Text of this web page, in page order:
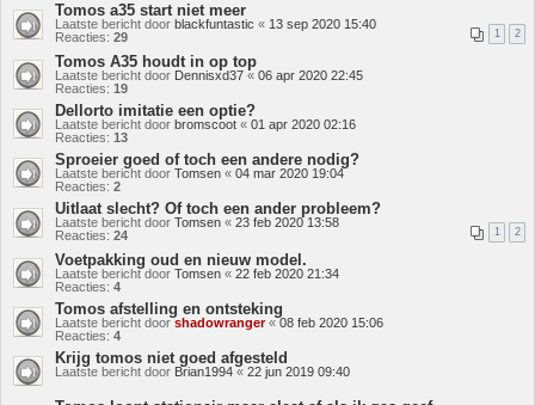
Tomos a35 start niet meer
Laatste bericht door blackfuntastic « 13 sep 2020 15:40
Reacties: 29 1 2
Tomos A35 houdt in op top
Laatste bericht door Dennisxd37 « 06 apr 2020 22:45
Reacties: 19
Dellorto imitatie een optie?
Laatste bericht door bromscoot « 01 apr 2020 02:16
Reacties: 13
Sproeier goed of toch een andere nodig?
Laatste bericht door Tomsen « 04 mar 2020 19:04
Reacties: 2
Uitlaat slecht? Of toch een ander probleem?
Laatste bericht door Tomsen « 23 feb 2020 13:58
Reacties: 24 1 2
Voetpakking oud en nieuw model.
Laatste bericht door Tomsen « 22 feb 2020 21:34
Reacties: 4
Tomos afstelling en ontsteking
Laatste bericht doorshadowranger«08 feb 2020 15:06
Reacties: 4
Krijg tomos niet goed afgesteld
Laatste bericht door Brian1994« 22 jun 2019 09:40